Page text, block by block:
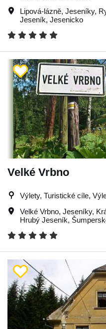
Lipová-lázně, Jeseníky,
Jeseník, Jesenicko
Velké Vrbno
Výlety, Turistické cíle,
Velké Vrbno, Jeseníky,
Hrubý Jeseník,